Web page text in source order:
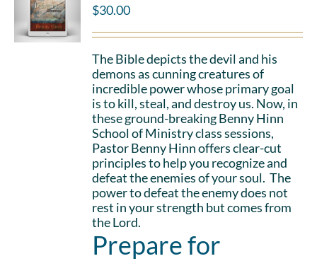
$30.00
The Bible depicts the devil and his
demons as cunning creatures of
incredible power whose primary goal
is to kill, steal, and destroy us. Now, in
these ground-breaking Benny Hinn
School of Ministry class sessions,
Pastor Benny Hinn offers clear-cut
principles to help you recognize and
defeat the enemies of your soul. The
power to defeat the enemy does not
rest in your strength but comes from
the Lord.
Prepare for